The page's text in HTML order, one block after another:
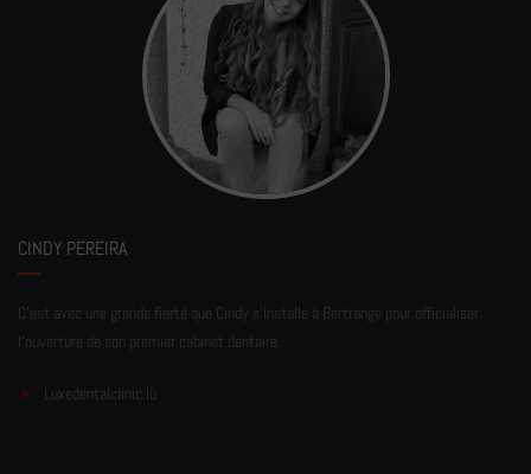
CINDY PEREIRA
C'est avec une grande fierté que Cindy s'installe à Bertrange pour officialiser
l'ouverture de son premier cabinet dentaire.
Luxedentalclinic.lu